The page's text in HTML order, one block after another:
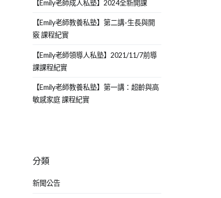
【Emily老師成人私塾】2024全新開課
【Emily老師教養私塾】第二講-生長與開
竅 課程紀實
【Emily老師領導人私塾】2021/11/7前導
課課程紀實
【Emily老師教養私塾】第一講：超齡與高
敏感家庭 課程紀實
分類
新聞公告